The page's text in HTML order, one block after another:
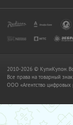
2010-2026 © КупиКупон.
Все права на товарный
OOO «Агентство